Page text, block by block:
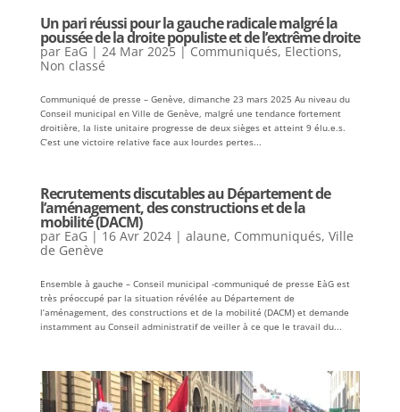
Un pari réussi pour la gauche radicale malgré la
poussée de la droite populiste et de l’extrême droite
par EaG | 24 Mar 2025| Communiqués, Elections,
Non classé
Communiqué de presse – Genève, dimanche 23 mars 2025 Au niveau du
Conseil municipal en Ville de Genève, malgré une tendance fortement
droitière, la liste unitaire progresse de deux sièges et atteint 9 élu.e.s.
C’est une victoire relative face aux lourdes pertes...
Recrutements discutables au Département de
l’aménagement, des constructions et de la
mobilité (DACM)
par EaG |16 Avr 2024| alaune, Communiqués, Ville
de Genève
Ensemble à gauche – Conseil municipal -communiqué de presse EàG est
très préoccupé par la situation révélée au Département de
l’aménagement, des constructions et de la mobilité (DACM) et demande
instamment au Conseil administratif de veiller à ce que le travail du...